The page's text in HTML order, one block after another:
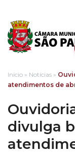
Início » Notícias »
atendimentos de
divulga